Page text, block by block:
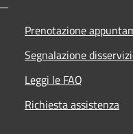
Prenotazione
Segnalazione
Leggi le FAQ
Richiesta assistenza